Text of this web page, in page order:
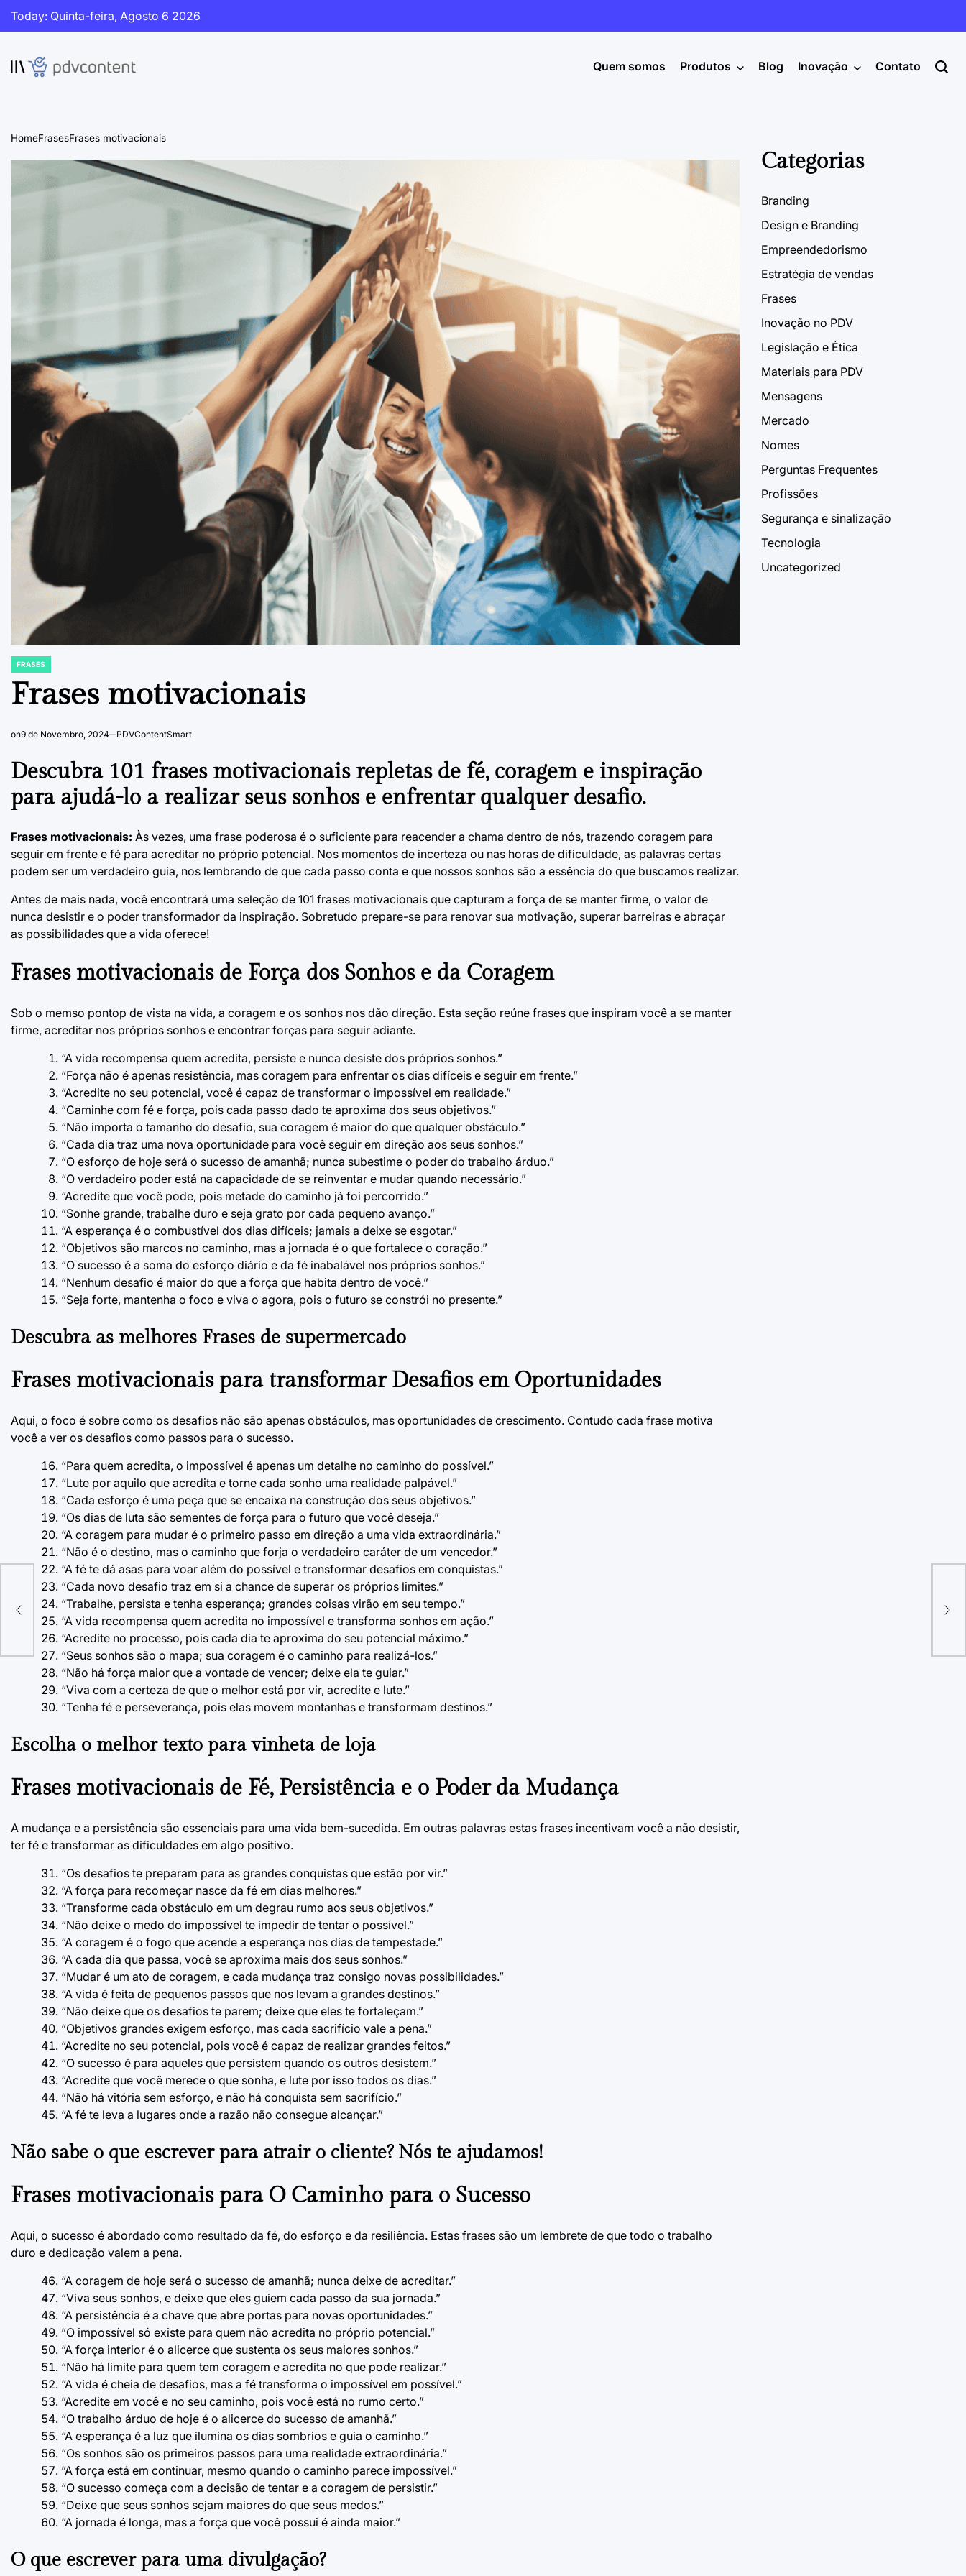
Skip
Today: Quinta-feira, Agosto 6 2026
PDVContent
Quem somos Produtos Blog Inovação Contato
HomeFrasesFrases motivacionais
POSTED
FRASES
Frases motivacionais
on9 de Novembro, 2024 PDVContentSmart
Descubra 101 frases motivacionais repletas de fé, coragem e inspiração
para ajudá-lo a realizar seus sonhos e enfrentar qualquer desafio.
Frases motivacionais: Às vezes, uma frase poderosa é o suficiente para reacender a chama dentro de nós, trazendo coragem para
seguir em frente e fé para acreditar no próprio potencial. Nos momentos de incerteza ou nas horas de dificuldade, as palavras certas
podem ser um verdadeiro guia, nos lembrando de que cada passo conta e que nossos sonhos são a essência do que buscamos realizar.
Antes de mais nada, você encontrará uma seleção de 101 frases motivacionais que capturam a força de se manter firme, o valor de
nunca desistir e o poder transformador da inspiração. Sobretudo prepare-se para renovar sua motivação, superar barreiras e abraçar
as possibilidades que a vida oferece!
Frases motivacionais de Força dos Sonhos e da Coragem
Sob o memso pontop de vista na vida, a coragem e os sonhos nos dão direção. Esta seção reúne frases que inspiram você a se manter
firme, acreditar nos próprios sonhos e encontrar forças para seguir adiante.
“A vida recompensa quem acredita, persiste e nunca desiste dos próprios sonhos.”
“Força não é apenas resistência, mas coragem para enfrentar os dias difíceis e seguir em frente.”
“Acredite no seu potencial, você é capaz de transformar o impossível em realidade.”
“Caminhe com fé e força, pois cada passo dado te aproxima dos seus objetivos.”
“Não importa o tamanho do desafio, sua coragem é maior do que qualquer obstáculo.”
“Cada dia traz uma nova oportunidade para você seguir em direção aos seus sonhos.”
“O esforço de hoje será o sucesso de amanhã; nunca subestime o poder do trabalho árduo.”
“O verdadeiro poder está na capacidade de se reinventar e mudar quando necessário.”
“Acredite que você pode, pois metade do caminho já foi percorrido.”
“Sonhe grande, trabalhe duro e seja grato por cada pequeno avanço.”
“A esperança é o combustível dos dias difíceis; jamais a deixe se esgotar.”
“Objetivos são marcos no caminho, mas a jornada é o que fortalece o coração.”
“O sucesso é a soma do esforço diário e da fé inabalável nos próprios sonhos.”
“Nenhum desafio é maior do que a força que habita dentro de você.”
“Seja forte, mantenha o foco e viva o agora, pois o futuro se constrói no presente.”
Descubra as melhores Frases de supermercado
Frases motivacionais para transformar Desafios em Oportunidades
Aqui, o foco é sobre como os desafios não são apenas obstáculos, mas oportunidades de crescimento. Contudo cada frase motiva
você a ver os desafios como passos para o sucesso.
“Para quem acredita, o impossível é apenas um detalhe no caminho do possível.”
“Lute por aquilo que acredita e torne cada sonho uma realidade palpável.”
“Cada esforço é uma peça que se encaixa na construção dos seus objetivos.”
“Os dias de luta são sementes de força para o futuro que você deseja.”
“A coragem para mudar é o primeiro passo em direção a uma vida extraordinária.”
“Não é o destino, mas o caminho que forja o verdadeiro caráter de um vencedor.”
“A fé te dá asas para voar além do possível e transformar desafios em conquistas.”
“Cada novo desafio traz em si a chance de superar os próprios limites.”
“Trabalhe, persista e tenha esperança; grandes coisas virão em seu tempo.”
“A vida recompensa quem acredita no impossível e transforma sonhos em ação.”
“Acredite no processo, pois cada dia te aproxima do seu potencial máximo.”
“Seus sonhos são o mapa; sua coragem é o caminho para realizá-los.”
“Não há força maior que a vontade de vencer; deixe ela te guiar.”
“Viva com a certeza de que o melhor está por vir, acredite e lute.”
“Tenha fé e perseverança, pois elas movem montanhas e transformam destinos.”
Escolha o melhor texto para vinheta de loja
Frases motivacionais de Fé, Persistência e o Poder da Mudança
A mudança e a persistência são essenciais para uma vida bem-sucedida. Em outras palavras estas frases incentivam você a não desistir,
ter fé e transformar as dificuldades em algo positivo.
“Os desafios te preparam para as grandes conquistas que estão por vir.”
“A força para recomeçar nasce da fé em dias melhores.”
“Transforme cada obstáculo em um degrau rumo aos seus objetivos.”
“Não deixe o medo do impossível te impedir de tentar o possível.”
“A coragem é o fogo que acende a esperança nos dias de tempestade.”
“A cada dia que passa, você se aproxima mais dos seus sonhos.”
“Mudar é um ato de coragem, e cada mudança traz consigo novas possibilidades.”
“A vida é feita de pequenos passos que nos levam a grandes destinos.”
“Não deixe que os desafios te parem; deixe que eles te fortaleçam.”
“Objetivos grandes exigem esforço, mas cada sacrifício vale a pena.”
“Acredite no seu potencial, pois você é capaz de realizar grandes feitos.”
“O sucesso é para aqueles que persistem quando os outros desistem.”
“Acredite que você merece o que sonha, e lute por isso todos os dias.”
“Não há vitória sem esforço, e não há conquista sem sacrifício.”
“A fé te leva a lugares onde a razão não consegue alcançar.”
Não sabe o que escrever para atrair o cliente?Nós te ajudamos!
Frases motivacionais para O Caminho para o Sucesso
Aqui, o sucesso é abordado como resultado da fé, do esforço e da resiliência. Estas frases são um lembrete de que todo o trabalho
duro e dedicação valem a pena.
“A coragem de hoje será o sucesso de amanhã; nunca deixe de acreditar.”
“Viva seus sonhos, e deixe que eles guiem cada passo da sua jornada.”
“A persistência é a chave que abre portas para novas oportunidades.”
“O impossível só existe para quem não acredita no próprio potencial.”
“A força interior é o alicerce que sustenta os seus maiores sonhos.”
“Não há limite para quem tem coragem e acredita no que pode realizar.”
“A vida é cheia de desafios, mas a fé transforma o impossível em possível.”
“Acredite em você e no seu caminho, pois você está no rumo certo.”
“O trabalho árduo de hoje é o alicerce do sucesso de amanhã.”
“A esperança é a luz que ilumina os dias sombrios e guia o caminho.”
“Os sonhos são os primeiros passos para uma realidade extraordinária.”
“A força está em continuar, mesmo quando o caminho parece impossível.”
“O sucesso começa com a decisão de tentar e a coragem de persistir.”
“Deixe que seus sonhos sejam maiores do que seus medos.”
“A jornada é longa, mas a força que você possui é ainda maior.”
O que escrever para uma divulgação?
Categorias
Branding
Design e Branding
Empreendedorismo
Estratégia de vendas
Frases
Inovação no PDV
Legislação e Ética
Materiais para PDV
Mensagens
Mercado
Nomes
Perguntas Frequentes
Profissões
Segurança e sinalização
Tecnologia
Uncategorized